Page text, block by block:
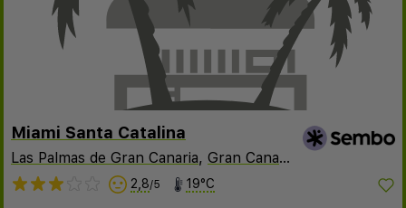
Miami Santa Catalina
Las Palmas de Gran Canaria, Gran Canaria
2,8/5 19°C